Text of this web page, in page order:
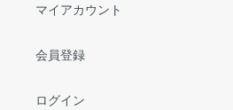
マイアカウント
会員登録
ログイン